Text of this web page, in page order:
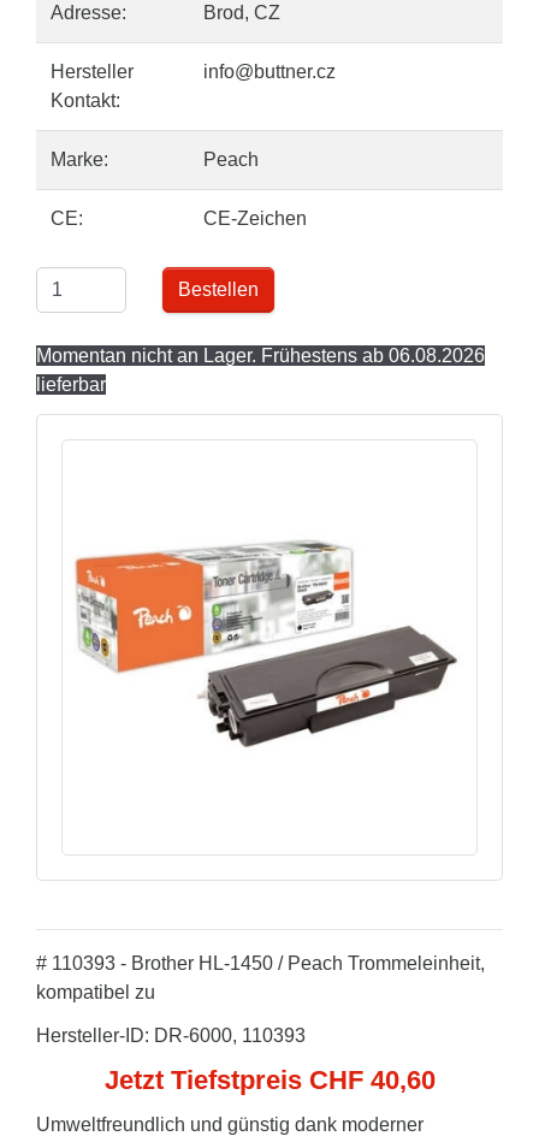
Adresse: Brod, CZ
Hersteller
Kontakt:
info@buttner.cz
Marke: Peach
CE: CE-Zeichen
Bestellen
Momentan nicht an Lager. Frühestens ab 06.08.2026
lieferbar
# 110393 - Brother HL-1450 / Peach Trommeleinheit,
kompatibel zu
Hersteller-ID: DR-6000, 110393
Jetzt Tiefstpreis CHF 40,60
Umweltfreundlich und günstig dank moderner